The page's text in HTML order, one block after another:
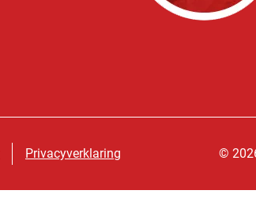
Privacyverklaring ©